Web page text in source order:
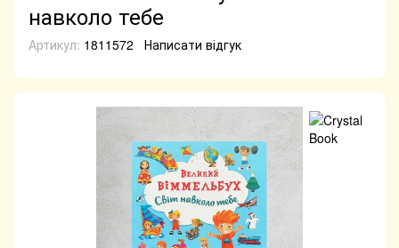
навколо тебе
Артикул: 1811572 Написати відгук